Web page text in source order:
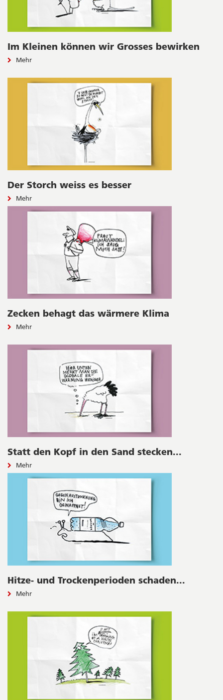
Im Kleinen können wir Grosses bewirken
Mehr
Der Storch weiss es besser
Mehr
Zecken behagt das wärmere Klima
Mehr
Statt den Kopf in den Sand stecken...
Mehr
Hitze- und Trockenperioden schaden...
Mehr